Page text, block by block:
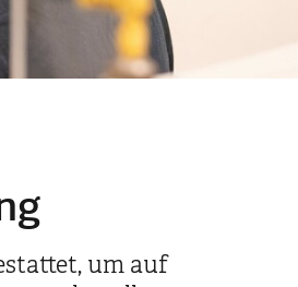
um auf